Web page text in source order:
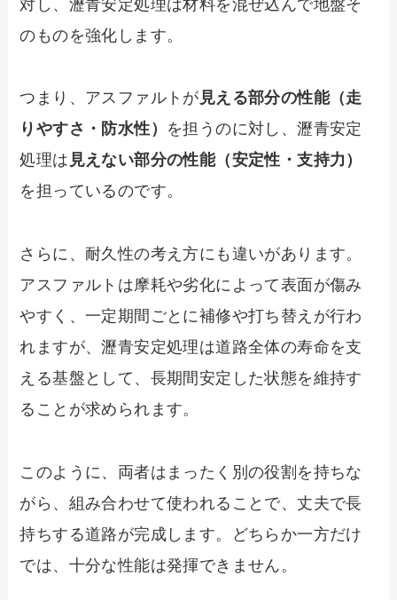
対し、瀝青安定処理は材料を混ぜ込んで地盤そ
のものを強化します。
つまり、アスファルトが 見える部分の性能（走
りやすさ・防水性） を担うのに対し、瀝青安定
処理は 見えない部分の性能（安定性・支持力）
を担っているのです。
さらに、耐久性の考え方にも違いがあります。
アスファルトは摩耗や劣化によって表面が傷み
やすく、一定期間ごとに補修や打ち替えが行わ
れますが、瀝青安定処理は道路全体の寿命を支
える基盤として、長期間安定した状態を維持す
ることが求められます。
このように、両者はまったく別の役割を持ちな
がら、組み合わせて使われることで、丈夫で長
持ちする道路が完成します。どちらか一方だけ
では、十分な性能は発揮できません。